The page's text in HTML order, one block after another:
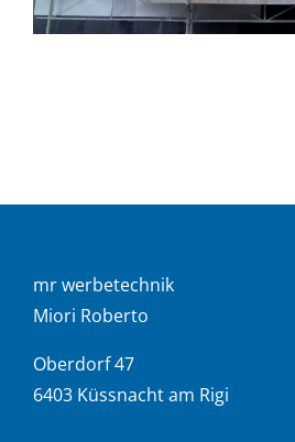
mr werbetechnik
Miori Roberto
Oberdorf 47
6403 Küssnacht am Rigi